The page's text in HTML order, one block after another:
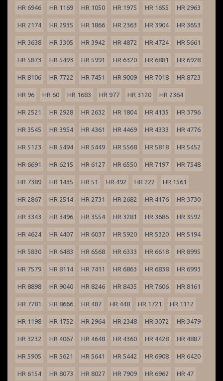
HR 6946 HR 1169 HR 1050 HR 1975 HR 1655 HR 2963
HR 2174 HR 2935 HR 1866 HR 2363 HR 3904 HR 3653
HR 3638 HR 3305 HR 3942 HR 4872 HR 4724 HR 5661
HR 5873 HR 5493 HR 5991 HR 6320 HR 6881 HR 6928
HR 8106 HR 7722 HR 7451 HR 9009 HR 7018 HR 8723
HR 96 HR 60 HR 1683 HR 977 HR 3120 HR 2364
HR 2521 HR 2928 HR 2632 HR 1804 HR 4135 HR 3796
HR 3545 HR 3954 HR 4361 HR 4469 HR 4333 HR 4776
HR 5123 HR 5494 HR 5449 HR 5568 HR 5818 HR 5452
HR 6691 HR 6215 HR 6127 HR 6550 HR 7197 HR 7548
HR 7389 HR 1435 HR 51 HR 492 HR 222 HR 1561
HR 2867 HR 2514 HR 2731 HR 2682 HR 4176 HR 3730
HR 3343 HR 3496 HR 3554 HR 3281 HR 3686 HR 3592
HR 4624 HR 4407 HR 6037 HR 5920 HR 5320 HR 5194
HR 5830 HR 6483 HR 6568 HR 6333 HR 6618 HR 8995
HR 7579 HR 8114 HR 7411 HR 6863 HR 6838 HR 6993
HR 8898 HR 9040 HR 8246 HR 8435 HR 7606 HR 8161
HR 7781 HR 8666 HR 487 HR 448 HR 1721 HR 1112
HR 1198 HR 1752 HR 2964 HR 2348 HR 3072 HR 3479
HR 3232 HR 4067 HR 4648 HR 4360 HR 4428 HR 4887
HR 5905 HR 5621 HR 5641 HR 5442 HR 6908 HR 6420
HR 6154 HR 8073 HR 8027 HR 7909 HR 6962 HR 47